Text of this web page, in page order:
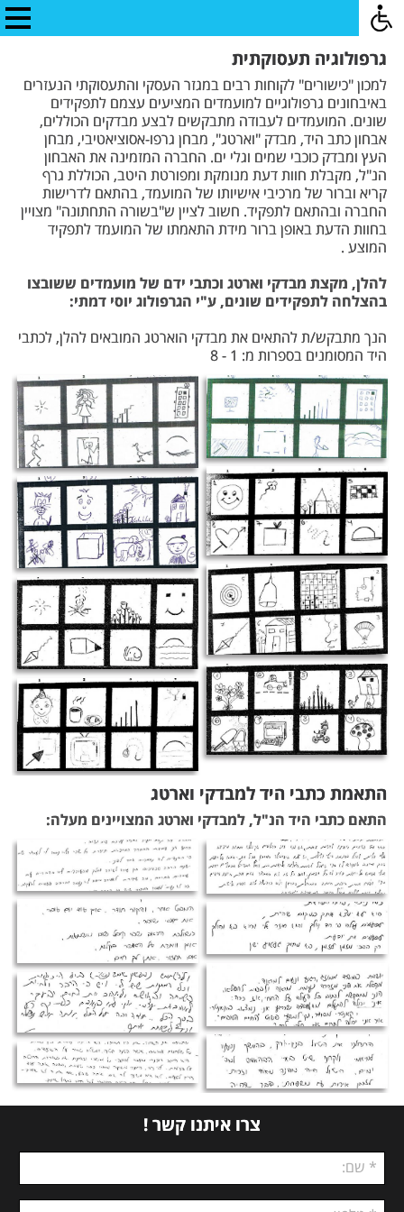
גרפולוגיה תעסוקתית
למכון "כישורים" לקוחות רבים במגזר העסקי והתעסוקתי הנעזרים
באיבחונים גרפולוגיים למועמדים המציעים עצמם לתפקידים
שונים. המועמדים לעבודה מתבקשים לבצע מבדקים הכוללים,
אבחון כתב היד, מבדק "וארטג", מבחן גרפו-אסוציאטיבי, מבחן
העץ ומבדק כוכבי שמים וגלי ים. החברה המזמינה את האבחון
הנ"ל, מקבלת חוות דעת מנומקת ומפורטת היטב, הכוללת גרף
קריא וברור של מרכיבי אישיותו של המועמד, בהתאם לדרישות
החברה ובהתאם לתפקיד. חשוב לציין ש"בשורה התחתונה" מצויין
בחוות הדעת באופן ברור מידת התאמתו של המועמד לתפקיד
המוצע .
להלן, מקצת מבדקי וארטג וכתבי ידם של מועמדים ששובצו
בהצלחה לתפקידים שונים, ע"י הגרפולוג יוסי דמתי:
הנך מתבקש/ת להתאים את מבדקי הוארטג המובאים להלן, לכתבי
היד המסומנים בספרות מ: 1 - 8
מבדק וארטג - A מבדק וארטג - B
מבדק וארטק- C
מבדק וארטג - D
מבדק וארטג - E
מבדק וארטג - F
מבדק וארטג- G
מבדק וארטג - H
התאמת כתבי היד למבדקי וארטג
התאם כתבי היד הנ"ל, למבדקי וארטג המצויינים מעלה:
כתב מספר 1 כתב מספר 2
כתב מספר 3 כתב מספר 4
כתב יד מספר 5 כתב יד מספר 6
כתב מספר 7 כתב יד מספר 8
צרו איתנו קשר !